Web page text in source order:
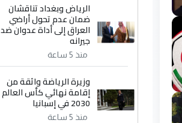
الرياض وبغداد تناقشان
ضمان عدم تحول أراضي
العراق إلى أداة عدوان ضد
جيرانه
منذ 5 ساعة
وزيرة الرياضة واثقة من
إقامة نهائي كأس العالم
2030 في إسبانيا
منذ 5 ساعة